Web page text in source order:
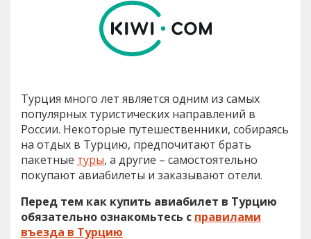
Турция много лет является одним из самых
популярных туристических направлений в
России. Некоторые путешественники, собираясь
на отдых в Турцию, предпочитают брать
пакетные туры, а другие – самостоятельно
покупают авиабилеты и заказывают отели.
Перед тем как купить авиабилет в Турцию
обязательно ознакомьтесь с правилами
въезда в Турцию